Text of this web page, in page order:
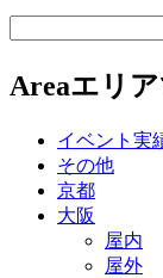
Areaエリ
イベント実
その他
京都
大阪
屋内
屋外